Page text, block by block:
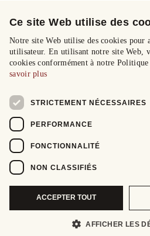
Ce site Web utilise des
Notre site Web utilise des cookies pour
utilisateur. En utilisant notre site Web,
cookies conformément à notre
savoir plus
STRICTEMENT NÉCESSAIRES
PERFORMANCE
FONCTIONNALITÉ
NON CLASSIFIÉS
ACCEPTER TOUT
AFFICHER LES